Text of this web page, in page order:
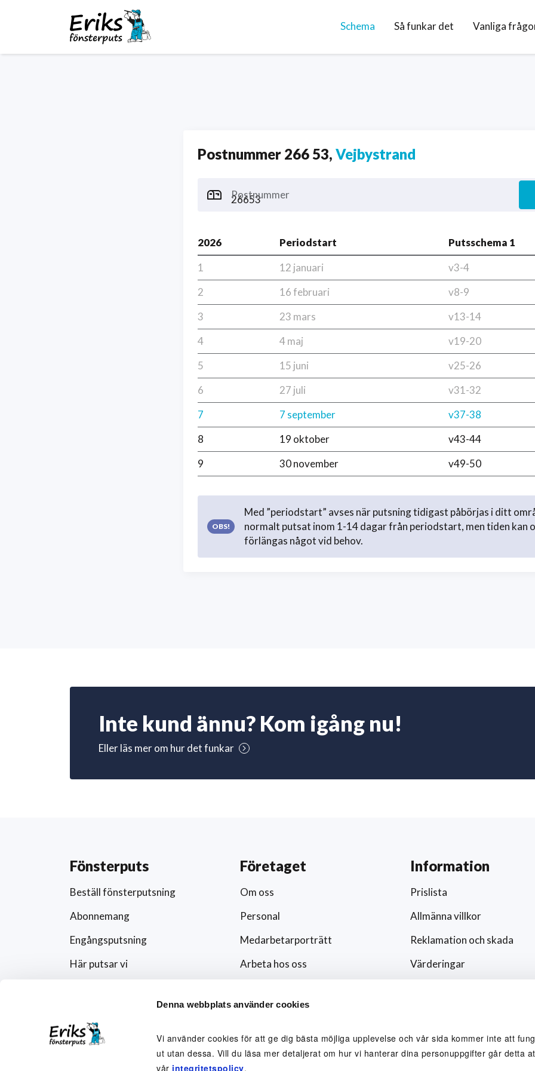
Denna webbplats använder cookies
Vi använder cookies för att ge dig bästa möjliga upplevelse och vår sida kommer inte att
ut utan dessa. Vill du läsa mer detaljerat om hur vi hanterar dina personuppgifter går detta
vår integritetspolicy.
Schema Så funkar det Vanliga
Postnummer 266 53, Vejbystrand
Postnummer
2026 Periodstart
Putsschema 1
1
12 januari
v3-4
2
16 februari
v8-9
3
23 mars
v13-14
4
4 maj
v19-20
5
15 juni
v25-26
6
27 juli
v31-32
7
7 september
v37-38
8
19 oktober
v43-44
9
30 november v49-50
Med ”periodstart” avses när putsning tidigast påbörjas i ditt
normalt putsat inom 1-14 dagar från periodstart, men tiden kan
förlängas något vid behov.
Inte kund ännu? Kom igång nu!
Eller läs mer om hur det funkar
Fönsterputs
Beställ fönsterputsning
Abonnemang
Engångsputsning
Här putsar vi
Förändra abonnemanget
Rutavdrag och fönsterputs
Företaget
Om oss
Personal
Medarbetarporträtt
Arbeta hos oss
Press/media
Föreningsfokus
Visselblåsare
Information
Prislista
Allmänna villkor
Reklamation och skada
Värderingar
Cookies